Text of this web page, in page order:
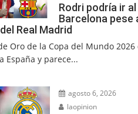
Rodri podría ir al
Barcelona pese
Real Madrid
Oro de la Copa del Mundo
España y parece...
agosto 6, 2026
laopinion